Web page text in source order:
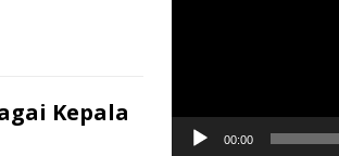
Kepala
00:00